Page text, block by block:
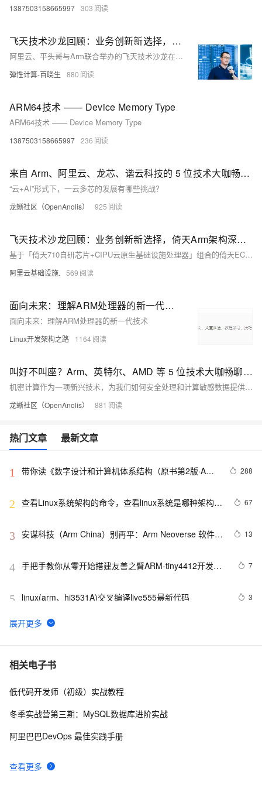
1387503158665997 303
飞天技术沙龙回顾：业务创新新选择，倚天Arm架构深入探讨
阿里云、平头哥与Arm联合举办的飞天技术沙龙在上海举行，聚焦Arm Neoverse核心优势和倚天710计算实例在大数据、视频领域的应用。活动中，专家解读了倚天710的性能提升和成本效益，强调了CIPU云原生基础设施处理器的角色，以及如何通过软件优化实现资源池化和稳定性平衡。实例展示在视频编码和大数据处理上的性能提升分别达到80%和70%的性价比优化。沙龙吸引众多企业代表参与，促进技术交流与实践解决方案的探讨。
弹性计算-百晓生 880
ARM64技术 —— Device Memory Type
ARM64技术 —— Device Memory Type
1387503158665997 236
来自 Arm、阿里云、龙芯、谐云科技的 5 位技术大咖畅聊一云多芯
“云+AI”形式下，一云多芯的发展有哪些挑战？
龙蜥社区（OpenAnolis） 925
飞天技术沙龙回顾：业务创新新选择，倚天Arm架构深入探讨
基于「倚天710自研芯片+CIPU云原生基础设施处理器」组合的倚天ECS实例为解决算力挑战提供新思路。
阿里云基础设施. 569
面向未来：理解ARM处理器的新一代技术（上）
面向未来：理解ARM处理器的新一代技术
Linux开发架构之路 1164
叫好不叫座？Arm、英特尔、AMD 等 5 位技术大咖畅聊机密计算技术
机密计算作为一项新兴技术，为我们如何安全处理和计算敏感数据提供了新的视角和解决方案。
龙蜥社区（OpenAnolis） 881
热门文章 最新文章
1
带你读《数字设计和计算机体系结构（原书第2版·ARM
288
2 查看Linux系统架构的命令，查看linux系统是哪种架构：
本号
67
3
安谋科技（Arm China）别再平：Arm Neoverse 软件生
13
4 手把手教你从零开始搭建友善之臂ARM-tiny4412开发环
7
5 linux(arm、hi3531A)交叉编译live555最新代码 3
6
解决(ARM64-ARMV8)嵌入式Linux系统下X264编码提
7 Linux内核26-ARM的WFI和WFE指令
8 ARM硬件问题
6818开发板画太极，画五星红旗（含码源与思路）
相关电子书
查看更多
低代码开发师（初级）实战教程
冬季实战营第三期：MySQL数据库进阶实战
阿里巴巴DevOps 最佳实践手册